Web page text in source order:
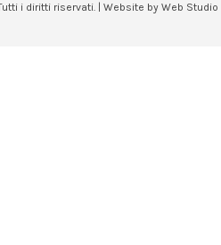
i diritti riservati. | Website by Web Studio